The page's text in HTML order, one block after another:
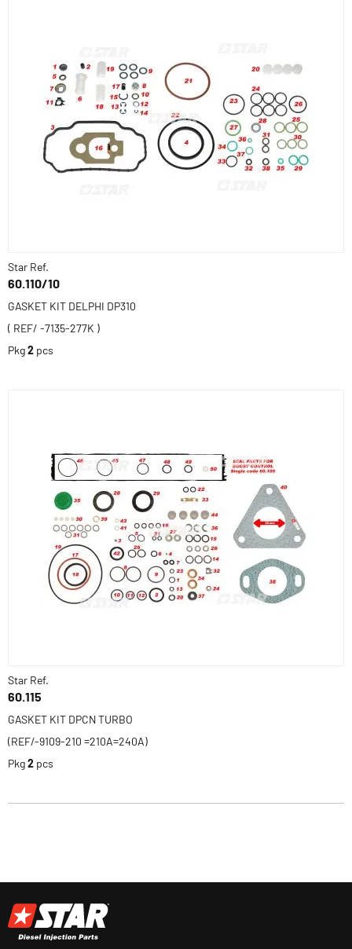
Star Ref.
60.110/10
GASKET KIT DELPHI DP310
( REF/ -7135-277K )
Pkg2 pcs
Star Ref.
60.115
GASKET KIT DPCN TURBO
(REF/-9109-210 =210A=240A)
Pkg2 pcs